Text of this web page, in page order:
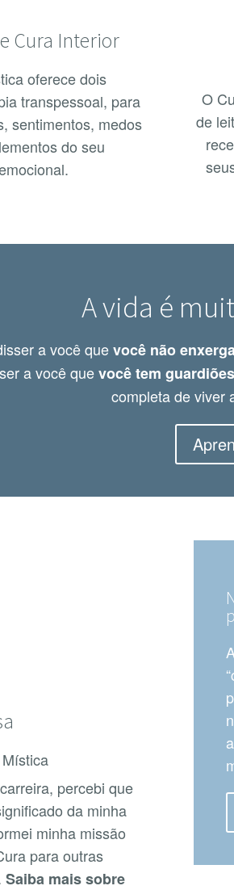
Cura Interior
oferece dois
transpessoal, para
sentimentos, medos
do seu
O
de
A vida é
a você quevocê não
a você quevocê tem
completa de viver
percebi que
da minha
minha missão
para outras
Saiba mais sobre